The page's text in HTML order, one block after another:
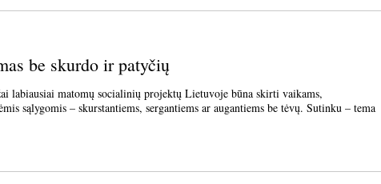
be skurdo ir patyčių
labiausiai matomų socialinių projektų Lietuvoje būna skirti vaikams,
sąlygomis – skurstantiems, sergantiems ar augantiems be tėvų. Sutinku – tema